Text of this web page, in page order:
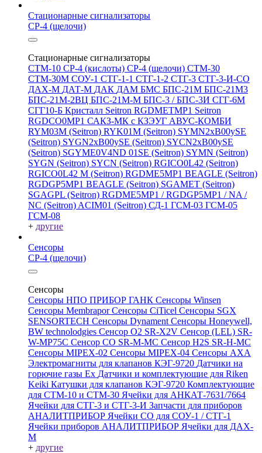
Стационарные сигнализаторы
СР-4 (щелочи)
Стационарные сигнализаторы
СТМ-10 СР-4 (кислоты) СР-4 (щелочи) СТМ-30
СТМ-30М СОУ-1 СТГ-1-1 СТГ-1-2 СТГ-3 СТГ-3-И-CO
ДАХ-М ДАТ-М ДАК ДАМ БМС БПС-21М БПС-21М3
БПС-21М-2ВЦ БПС-21М-М БПС-3 / БПС-3И СГГ-6М
СГГ10-Б Кристалл Seitron RGDMETMP1 Seitron
RGDCO0MP1 САКЗ-МК с КЗЭУГ АВУС-КОМБИ
RYM03M (Seitron) RYK01M (Seitron) SYMN2хB00ySE
(Seitron) SYGN2xB00ySE (Seitron) SYCN2xB00ySE
(Seitron) SGYME0V4ND 01SE (Seitron) SYMN (Seitron)
SYGN (Seitron) SYCN (Seitron) RGICO0L42 (Seitron)
RGICO0L42 M (Seitron) RGDME5MP1 BEAGLE (Seitron)
RGDGP5MP1 BEAGLE (Seitron) SGAMET (Seitron)
SGAGPL (Seitron) RGDME5MP1 / RGDGP5MP1 / NA /
NC (Seitron) ACIM01 (Seitron) СД-1 ГСМ-03 ГСМ-05
ГСМ-08
+ другие
Сенсоры
СР-4 (щелочи)
Сенсоры
Сенсоры НПО ПРИБОР ГАНК Сенсоры Winsen
Сенсоры MembraporСенсоры CiTicel Сенсоры SGX
SENSORTECH Сенсоры Dynament Сенсоры Honeywell,
BW technolodgies Сенсор O2 SR-X2V Сенсор (LEL) SR-
W-MP75C Сенсор CO SR-M-MC Сенсор H2S SR-H-MC
Сенсоры MIPEX-02 Сенсоры MIPEX-04 Сенсоры АХА
Электромагниты для клапанов КЭГ-9720 Датчики на
горючие газы Ex Датчики и комплектующие для Riken
Keiki Катушки для клапанов КЭГ-9720 Комплектующие
для СТМ-10 и СТМ-30 Ячейки для АНКАТ-7631/7664
Ячейки для СТГ-3 и СТГ-3-И Запчасти для приборов
АНАЛИТПРИБОР Ячейки CO для СОУ-1 / СТГ-1
Ячейки приборов АНАЛИТПРИБОР Ячейки для ДАХ-
М
+ другие